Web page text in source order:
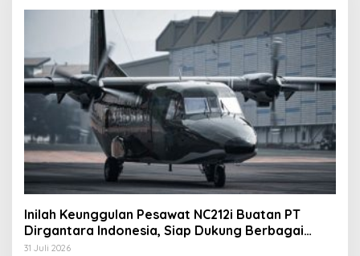
Inilah Keunggulan Pesawat NC212i Buatan PT
Dirgantara Indonesia, Siap Dukung Berbagai
Operasi TNI
31 Juli 2026